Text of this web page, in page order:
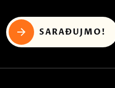
SARAĐUJMO!